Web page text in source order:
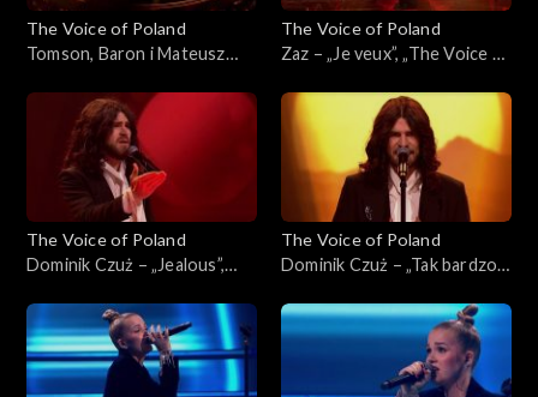
The Voice of Poland
Tomson, Baron i Mateusz
Love”, „The Voice of Poland”,
Finał, 29 listopada 2025
The Voice of Poland
Zaz – „Je veux”, „The Voice of
2025
The Voice of Poland
Dominik Czuż – „Jealous”,
22 listopada 2025
The Voice of Poland
Dominik Czuż – „Tak bardzo
Poland”, Live 3, 22 listopada
2025